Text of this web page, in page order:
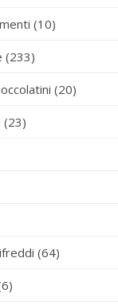
(10)
(233)
(20)
(23)
(64)